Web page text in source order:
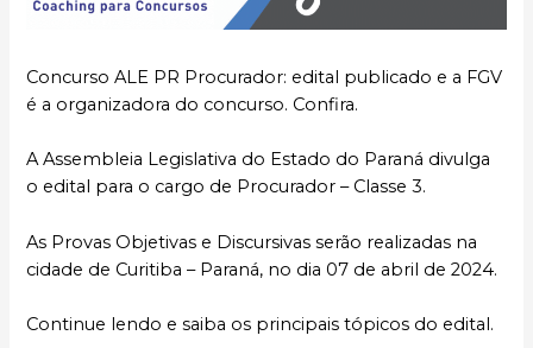
Concurso ALE PR Procurador: edital publicado e a FGV
é a organizadora do concurso. Confira.
A Assembleia Legislativa do Estado do Paraná divulga
o edital para o cargo de Procurador – Classe 3.
As Provas Objetivas e Discursivas serão realizadas na
cidade de Curitiba – Paraná, no dia 07 de abril de 2024.
Continue lendo e saiba os principais tópicos do edital.